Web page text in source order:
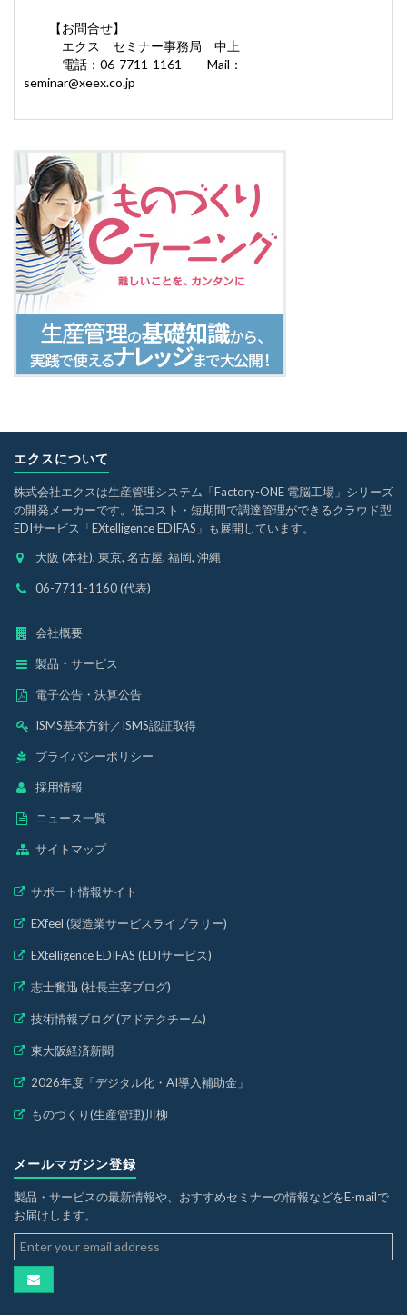
【お問合せ】
エクス セミナー事務局 中上
電話：06-7711-1161 Mail：
seminar@xeex.co.jp
エクスについて
株式会社エクスは生産管理システム「Factory-ONE 電脳工場」シリーズ
の開発メーカーです。低コスト・短期間で調達管理ができるクラウド型
EDIサービス「EXtelligence EDIFAS」も展開しています。
大阪 (本社), 東京, 名古屋, 福岡, 沖縄
06-7711-1160 (代表)
会社概要
製品・サービス
電子公告・決算公告
ISMS基本方針／ISMS認証取得
プライバシーポリシー
採用情報
ニュース一覧
サイトマップ
サポート情報サイト
EXfeel (製造業サービスライブラリー)
EXtelligence EDIFAS (EDIサービス)
志士奮迅 (社長主宰ブログ)
技術情報ブログ (アドテクチーム)
東大阪経済新聞
2026年度「デジタル化・AI導入補助金」
ものづくり(生産管理)川柳
メールマガジン登録
製品・サービスの最新情報や、おすすめセミナーの情報などをE-mailで
お届けします。